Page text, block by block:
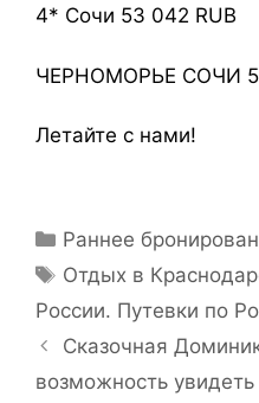
4* Сочи 53 042 RUB
ЧЕРНОМОРЬЕ СОЧИ
Летайте с нами!
Раннее
Отдых в
России. Путевки по
Сказочная
возможность увидеть